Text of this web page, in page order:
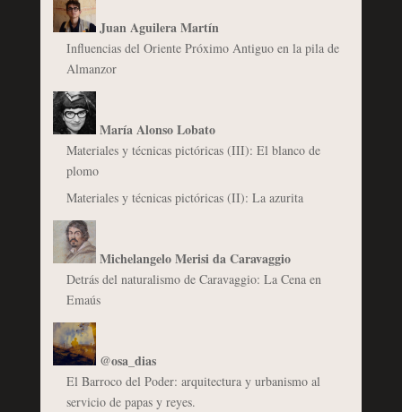
Juan Aguilera Martín
Influencias del Oriente Próximo Antiguo en la pila de
Almanzor
María Alonso Lobato
Materiales y técnicas pictóricas (III): El blanco de
plomo
Materiales y técnicas pictóricas (II): La azurita
Michelangelo Merisi da Caravaggio
Detrás del naturalismo de Caravaggio: La Cena en
Emaús
@osa_dias
El Barroco del Poder: arquitectura y urbanismo al
servicio de papas y reyes.